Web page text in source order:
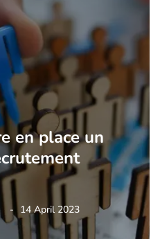
en place un
14 April 2023